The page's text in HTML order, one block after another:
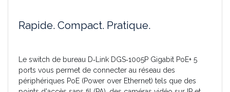
Rapide. Compact. Pratique.
Le switch de bureau D‑Link DGS‑1005P Gigabit PoE+ 5
ports vous permet de connecter au réseau des
périphériques PoE (Power over Ethernet) tels que des